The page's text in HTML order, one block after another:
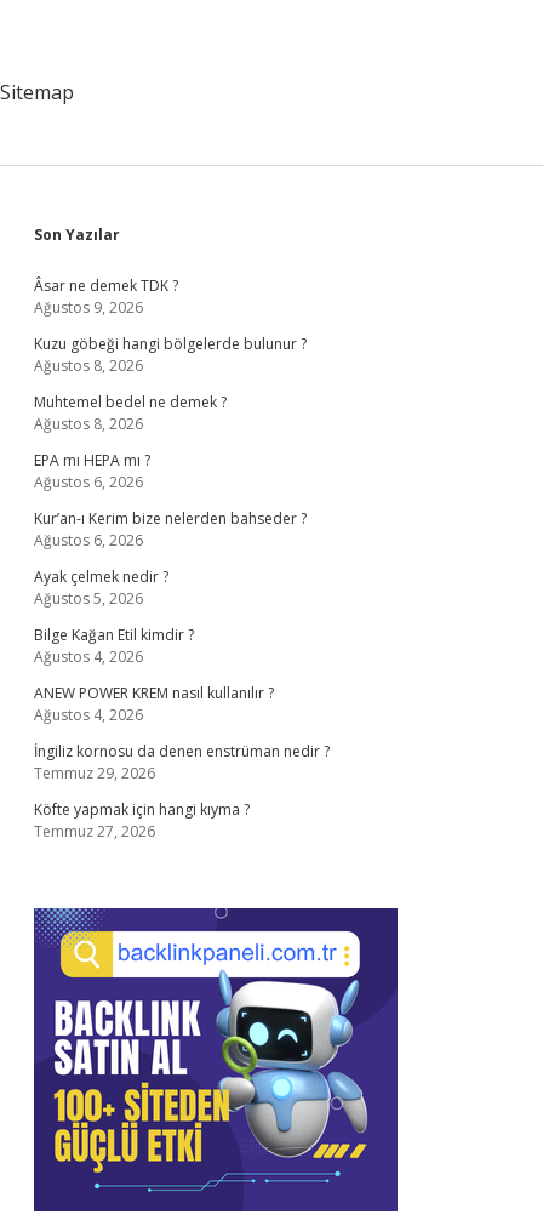
Sitemap
Sidebar
Son Yazılar
Âsar ne demek TDK ?
Ağustos 9, 2026
Kuzu göbeği hangi bölgelerde bulunur ?
Ağustos 8, 2026
Muhtemel bedel ne demek ?
Ağustos 8, 2026
EPA mı HEPA mı ?
Ağustos 6, 2026
Kur’an-ı Kerim bize nelerden bahseder ?
Ağustos 6, 2026
Ayak çelmek nedir ?
Ağustos 5, 2026
Bilge Kağan Etil kimdir ?
Ağustos 4, 2026
ANEW POWER KREM nasıl kullanılır ?
Ağustos 4, 2026
İngiliz kornosu da denen enstrüman nedir ?
Temmuz 29, 2026
Köfte yapmak için hangi kıyma ?
Temmuz 27, 2026